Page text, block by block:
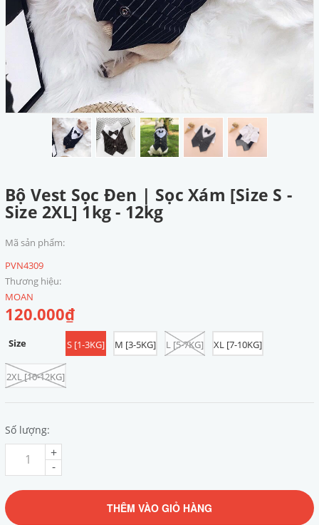
Bộ Vest Sọc Đen | Sọc Xám [Size S -
Size 2XL] 1kg - 12kg
Mã sản phẩm:
PVN4309
Thương hiệu:
MOAN
120.000₫
Size S [1-3KG] M [3-5KG] L [5-7KG] XL [7-10KG]
2XL [10-12KG]
Số lượng:
-
+
THÊM VÀO GIỎ HÀNG